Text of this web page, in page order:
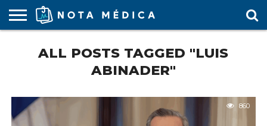
MÉDICA
ARTÍCULO
ACTUALIDAD
COLEGIO
MÉDICO
COVID-
EDUCACIÓN
MÉDICA
ESTUDIANTES
FARMACÉUTICAS
GUBERNAMENTAL
HOSPITALES
Y CLÍNICAS
MARKETING
MÉDICO
RESIDENTES
SALUD
LABORAL
SOCIEDADES
MÉDICAS
TURISMO
MÉDICO
VÍDEOS
ALL POSTS TAGGED "LUIS
ABINADER"
860